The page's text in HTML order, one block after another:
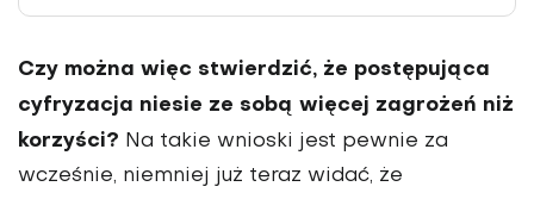
Czy można więc stwierdzić, że postę­pująca
cyfryzacja niesie ze sobą więcej zagrożeń niż
korzyści? Na takie wnioski jest pewnie za
wcześnie, niemniej już teraz widać, że